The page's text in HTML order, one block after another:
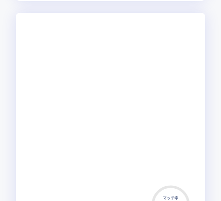
マッチ率